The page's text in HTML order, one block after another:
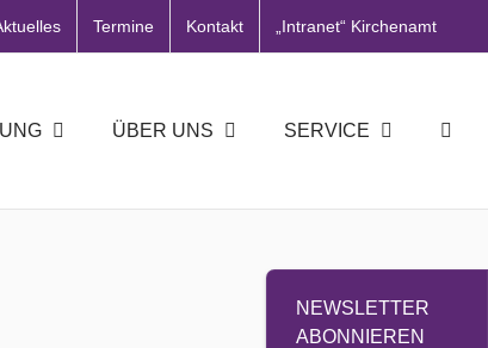
Termine Kontakt „Intranet“ Kirchenamt
ÜBER UNS SERVICE
NEWSLETTER
ABONNIEREN